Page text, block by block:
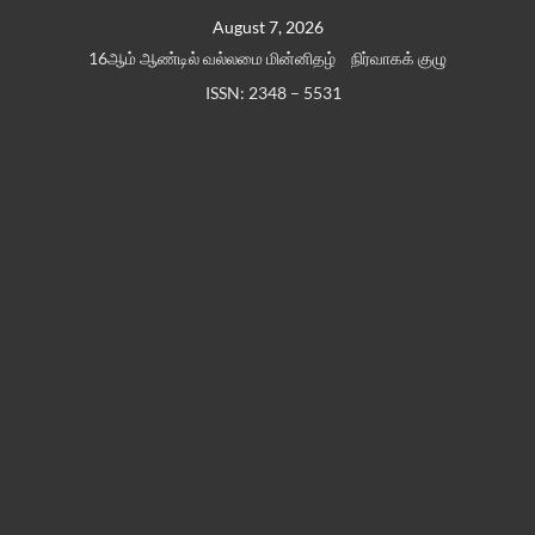
August 7, 2026
16ஆம் ஆண்டில் வல்லமை மின்னிதழ்
நிர்வாகக் குழு
ISSN: 2348 – 5531